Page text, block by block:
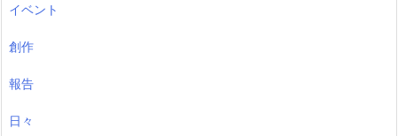
イベント
創作
報告
日々